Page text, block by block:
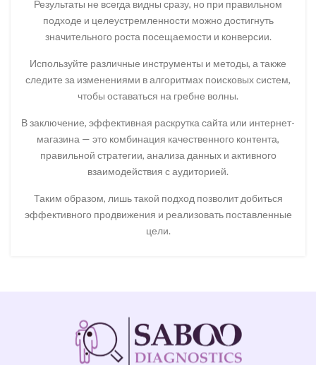
Результаты не всегда видны сразу, но при правильном
подходе и целеустремленности можно достигнуть
значительного роста посещаемости и конверсии.
Используйте различные инструменты и методы, а также
следите за изменениями в алгоритмах поисковых систем,
чтобы оставаться на гребне волны.
В заключение, эффективная раскрутка сайта или интернет-
магазина — это комбинация качественного контента,
правильной стратегии, анализа данных и активного
взаимодействия с аудиторией.
Таким образом, лишь такой подход позволит добиться
эффективного продвижения и реализовать поставленные
цели.